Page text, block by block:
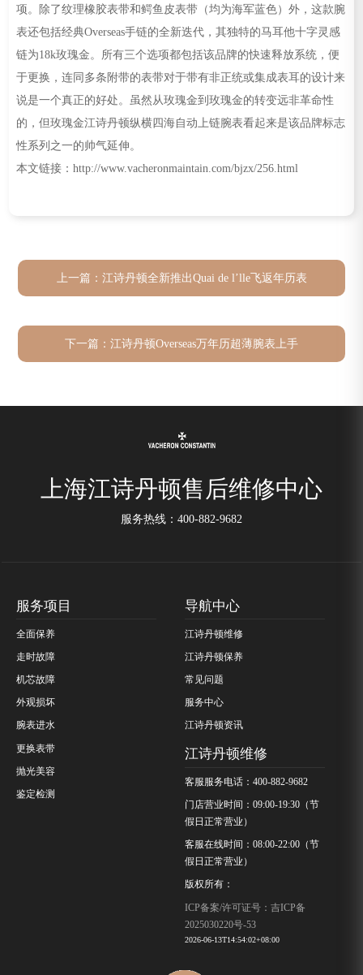
项。除了纹理橡胶表带和鳄鱼皮表带（均为海军蓝色）外，这款腕
表还包括经典Overseas手链的全新迭代，其独特的马耳他十字灵感
链为18k玫瑰金。所有三个选项都包括该品牌的快速释放系统，便
于更换，连同多条附带的表带对于带有非正统或集成表耳的设计来
说是一个真正的好处。虽然从玫瑰金到玫瑰金的转变远非革命性
的，但玫瑰金江诗丹顿纵横四海自动上链腕表看起来是该品牌标志
性系列之一的帅气延伸。
本文链接：http://www.vacheronmaintain.com/bjzx/256.html
上一篇： 江诗丹顿全新推出Quai de l’lle飞返年历表
下一篇： 江诗丹顿Overseas万年历超薄腕表上手
上海江诗丹顿售后维修中心
服务热线： 400-882-9682
服务项目
全面保养
走时故障
机芯故障
外观损坏
腕表进水
更换表带
抛光美容
鉴定检测
导航中心
江诗丹顿维修
江诗丹顿保养
常见问题
服务中心
江诗丹顿资讯
江诗丹顿维修
客服服务电话：400-882-9682
门店营业时间：09:00-19:30（节
假日正常营业）
客服在线时间：08:00-22:00（节
假日正常营业）
版权所有：
ICP备案/许可证号：吉ICP备
2025030220号-53
2026-06-13T14:54:02+08:00